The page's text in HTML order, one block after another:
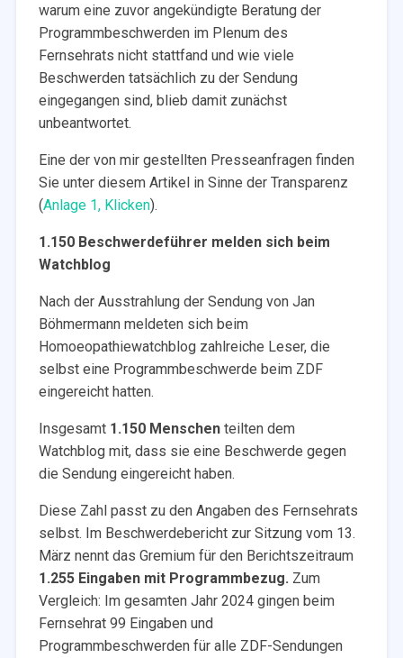
warum eine zuvor angekündigte Beratung der
Programmbeschwerden im Plenum des
Fernsehrats nicht stattfand und wie viele
Beschwerden tatsächlich zu der Sendung
eingegangen sind, blieb damit zunächst
unbeantwortet.
Eine der von mir gestellten Presseanfragen finden
Sie unter diesem Artikel in Sinne der Transparenz
(Anlage 1, Klicken).
1.150 Beschwerdeführer melden sich beim
Watchblog
Nach der Ausstrahlung der Sendung von Jan
Böhmermann meldeten sich beim
Homoeopathiewatchblog zahlreiche Leser, die
selbst eine Programmbeschwerde beim ZDF
eingereicht hatten.
Insgesamt 1.150 Menschenteilten dem
Watchblog mit, dass sie eine Beschwerde gegen
die Sendung eingereicht haben.
Diese Zahl passt zu den Angaben des Fernsehrats
selbst. Im Beschwerdebericht zur Sitzung vom 13.
März nennt das Gremium für den Berichtszeitraum
1.255 Eingaben mit Programmbezug. Zum
Vergleich: Im gesamten Jahr 2024 gingen beim
Fernsehrat 99 Eingaben und
Programmbeschwerden für alle ZDF-Sendungen